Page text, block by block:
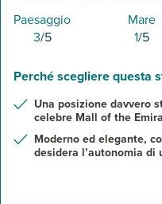
Paesaggio
3/5
Mare
1/5
Perché scegliere questa
Una posizione davvero
celebre Mall of the
Moderno ed elegante,
desidera l’autonomia di